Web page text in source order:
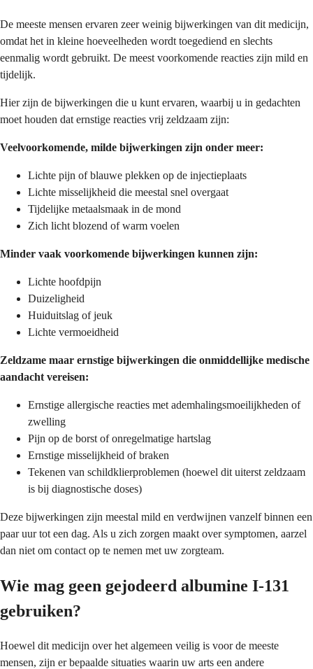
De meeste mensen ervaren zeer weinig bijwerkingen van dit medicijn,
omdat het in kleine hoeveelheden wordt toegediend en slechts
eenmalig wordt gebruikt. De meest voorkomende reacties zijn mild en
tijdelijk.
Hier zijn de bijwerkingen die u kunt ervaren, waarbij u in gedachten
moet houden dat ernstige reacties vrij zeldzaam zijn:
Veelvoorkomende, milde bijwerkingen zijn onder meer:
Lichte pijn of blauwe plekken op de injectieplaats
Lichte misselijkheid die meestal snel overgaat
Tijdelijke metaalsmaak in de mond
Zich licht blozend of warm voelen
Minder vaak voorkomende bijwerkingen kunnen zijn:
Lichte hoofdpijn
Duizeligheid
Huiduitslag of jeuk
Lichte vermoeidheid
Zeldzame maar ernstige bijwerkingen die onmiddellijke medische
aandacht vereisen:
Ernstige allergische reacties met ademhalingsmoeilijkheden of
zwelling
Pijn op de borst of onregelmatige hartslag
Ernstige misselijkheid of braken
Tekenen van schildklierproblemen (hoewel dit uiterst zeldzaam
is bij diagnostische doses)
Deze bijwerkingen zijn meestal mild en verdwijnen vanzelf binnen een
paar uur tot een dag. Als u zich zorgen maakt over symptomen, aarzel
dan niet om contact op te nemen met uw zorgteam.
Wie mag geen gejodeerd albumine I-131
gebruiken?
Hoewel dit medicijn over het algemeen veilig is voor de meeste
mensen, zijn er bepaalde situaties waarin uw arts een andere